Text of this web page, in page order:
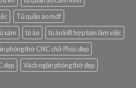
Tủ quần áo mdf
xám tủ áo
tủ áo kết hợp bàn làm việc
phòng thờ CNC chữ Phúc đẹp
đẹp
Vách ngăn phòng thờ đẹp